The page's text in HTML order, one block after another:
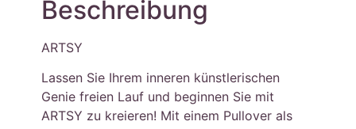
Beschreibung
ARTSY
Lassen Sie Ihrem inneren künstlerischen
Genie freien Lauf und beginnen Sie mit
ARTSY zu kreieren! Mit einem Pullover als